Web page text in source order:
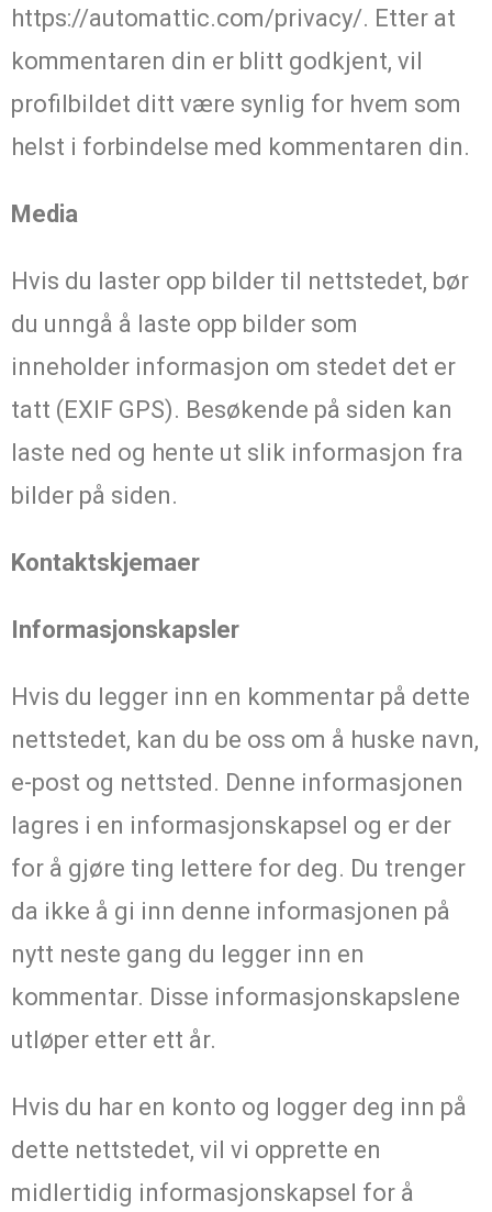
https://automattic.com/privacy/. Etter at
kommentaren din er blitt godkjent, vil
profilbildet ditt være synlig for hvem som
helst i forbindelse med kommentaren din.
Media
Hvis du laster opp bilder til nettstedet, bør
du unngå å laste opp bilder som
inneholder informasjon om stedet det er
tatt (EXIF GPS). Besøkende på siden kan
laste ned og hente ut slik informasjon fra
bilder på siden.
Kontaktskjemaer
Informasjonskapsler
Hvis du legger inn en kommentar på dette
nettstedet, kan du be oss om å huske navn,
e-post og nettsted. Denne informasjonen
lagres i en informasjonskapsel og er der
for å gjøre ting lettere for deg. Du trenger
da ikke å gi inn denne informasjonen på
nytt neste gang du legger inn en
kommentar. Disse informasjonskapslene
utløper etter ett år.
Hvis du har en konto og logger deg inn på
dette nettstedet, vil vi opprette en
midlertidig informasjonskapsel for å